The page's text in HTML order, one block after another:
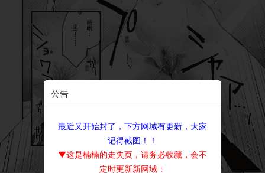
公告
最近又开始封了，下方网域有更新，大家
记得截图！！
▼这是楠楠的走失页，请务必收藏，会不
定时更新新网域：